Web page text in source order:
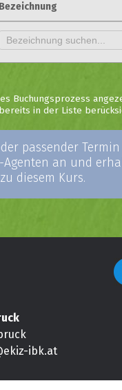
Bezeichnung
Buchungsprozess
in der Liste
passender
an und
diesem Kurs.
ibk.at